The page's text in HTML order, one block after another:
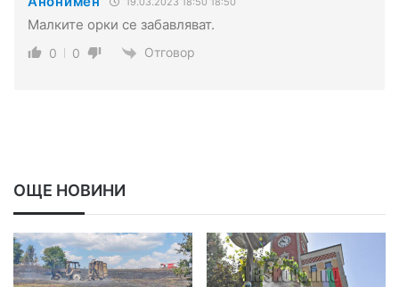
Малките орки се забавляват.
0 0 Отговор
ОЩЕ НОВИНИ